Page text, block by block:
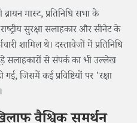
मास्ट, प्रतिनिधि सभा के
सुरक्षा सलाहकार और सीनेट के
शामिल थे। दस्तावेजों में प्रतिनिधि
से संपर्क का भी उल्लेख
जिसमें कई प्रविष्टियों पर 'रक्षा